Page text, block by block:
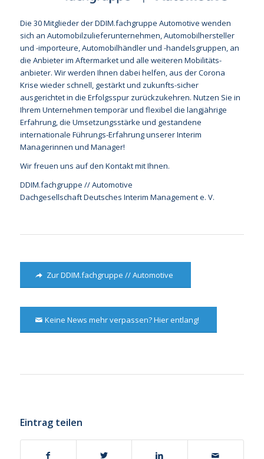
Die 30 Mitglieder der DDIM.fachgruppe Automotive wenden
sich an Automobil­zuliefer­unternehmen, Automobilhersteller
und -importeure, Automobilhändler und -handels­­gruppen, an
die Anbieter im Aftermarket und alle weiteren Mobilitäts­
anbieter. Wir werden Ihnen dabei helfen, aus der Corona
Krise wieder schnell, gestärkt und zukunfts-sicher
ausgerichtet in die Erfolgsspur zurückzukehren. Nutzen Sie in
Ihrem Unternehmen temporär und flexibel die langjährige
Erfahrung, die Umsetzungsstärke und gestandene
internationale Führungs-Erfahrung unserer Interim
Managerinnen und Manager!
Wir freuen uns auf den Kontakt mit Ihnen.
DDIM.fachgruppe // Automotive
Dachgesellschaft Deutsches Interim Management e. V.
Zur DDIM.fachgruppe // Automotive
Keine News mehr verpassen? Hier entlang!
Eintrag teilen